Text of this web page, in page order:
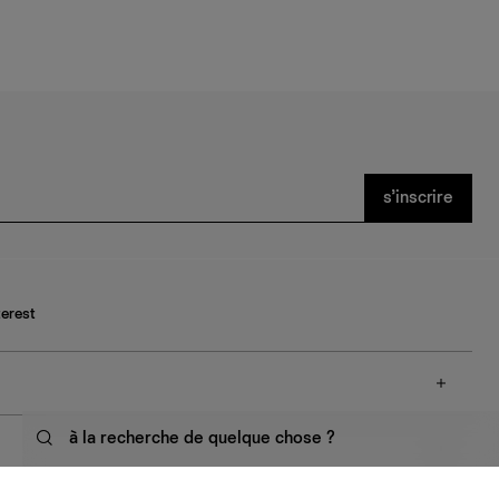
à la recherche de quelque chose ?
s’inscrire